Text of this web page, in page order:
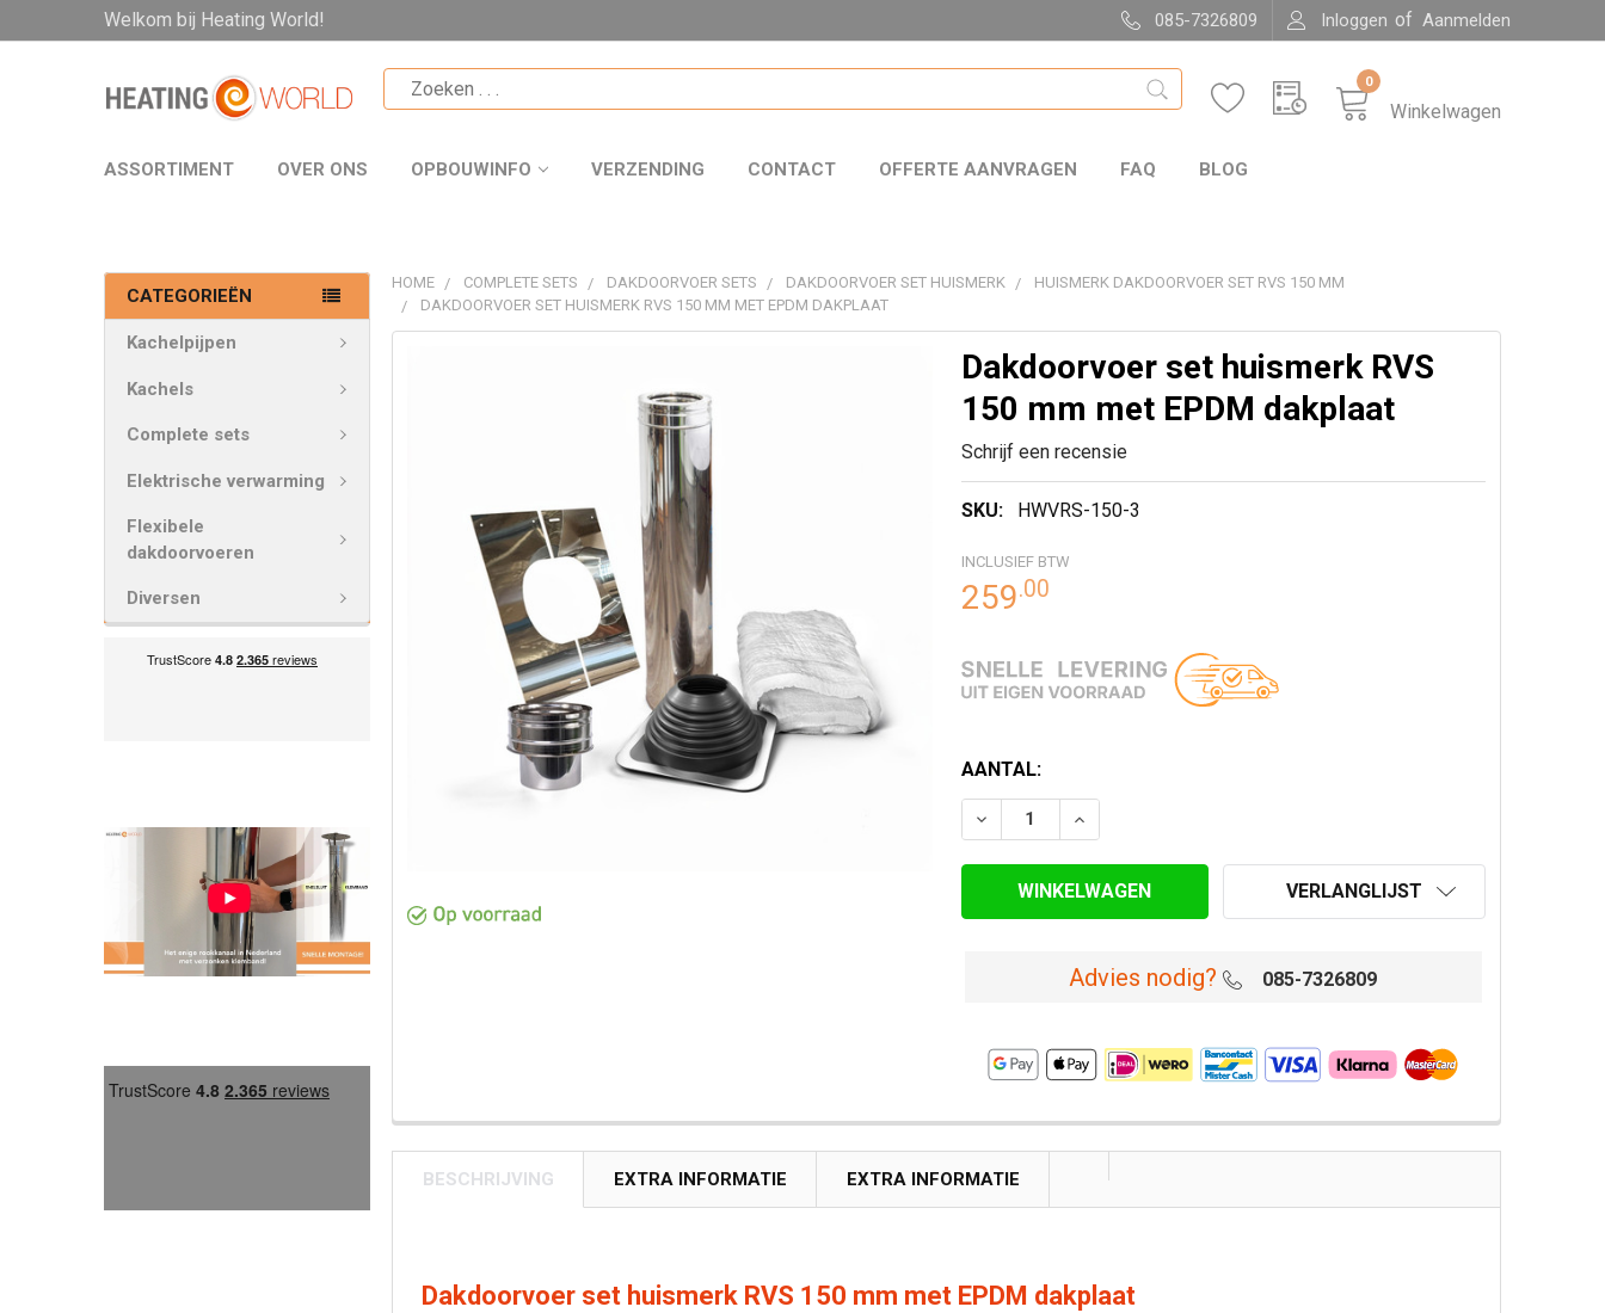
Welkom bij Heating World! 085-7326809 Inloggen of Aanmelden
Winkelwagen
0
ASSORTIMENT OVER ONS OPBOUWINFO VERZENDING CONTACT OFFERTE AANVRAGEN FAQ BLOG
CATEGORIEËN
Kachelpijpen
Kachels
Complete sets
Elektrische verwarming
Flexibele
dakdoorvoeren
Diversen
HOME COMPLETE SETS DAKDOORVOER SETS DAKDOORVOER SET HUISMERK
HUISMERK DAKDOORVOER SET RVS 150 MM
DAKDOORVOER SET HUISMERK RVS 150 MM MET EPDM DAKPLAAT
Dakdoorvoer set huismerk RVS
150 mm met EPDM dakplaat
Schrijf een recensie
SKU: HWVRS-150-3
INCLUSIEF BTW
259.00
HUIDIGE
VOORRAAD:
AANTAL:
VERLAAG AANTAL VAN DAKDOORVOER SET HUISMERK RVS 150 MM
VERHOOG AANTAL VAN DAKDOORVOER SET HUISMERK
VERLANGLIJST
Advies nodig? 085-7326809
VOEG
GESELECTEERDE
TOE AAN
WINKELWAGEN
BESCHRIJVING EXTRA INFORMATIE EXTRA INFORMATIE
Dakdoorvoer set huismerk RVS 150 mm met EPDM dakplaat